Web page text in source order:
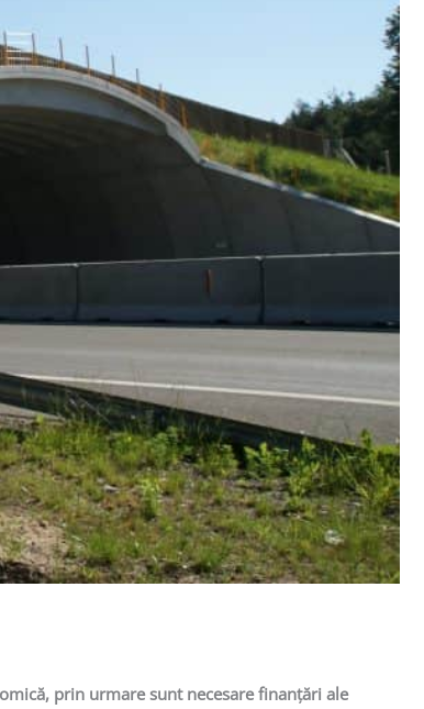
prin urmare sunt necesare finanțări ale